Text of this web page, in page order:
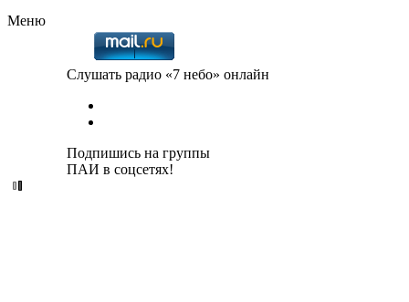
Меню
Слушать радио «7 небо» онлайн
Подпишись на группы
ПАИ в соцсетях!